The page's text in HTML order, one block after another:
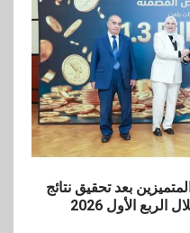
مصر 2030
في فعالية اليوم
ويقدم العديد من
بعد تحقيق نتائج
الأول 2026